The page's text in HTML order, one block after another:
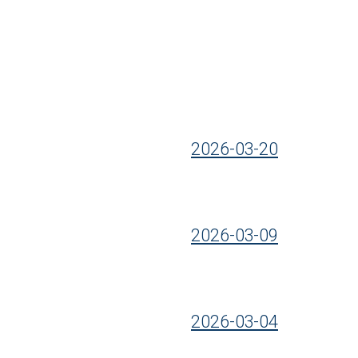
2026-03-20
2026-03-09
2026-03-04